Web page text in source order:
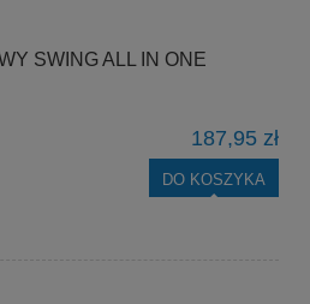
SWING ALL IN ONE
187,95 zł
DO KOSZYKA